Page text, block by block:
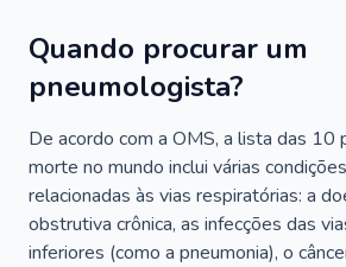
Quando procurar um
pneumologista?
De acordo com a OMS, a lista das 10
morte no mundo inclui várias
relacionadas às vias respiratórias: a
obstrutiva crônica, as infecções das
inferiores (como a pneumonia), o